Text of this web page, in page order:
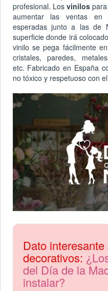
profesional. Los vinilos
aumentar las ventas
esperadas junto a las de
superficie donde irá
vinilo se pega fácilmente
cristales, paredes,
etc. Fabricado en España
no tóxico y respetuoso con
Dato
decorativos:
del Día de la
instalar?